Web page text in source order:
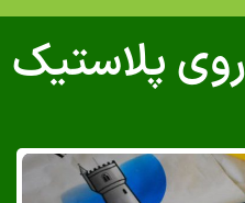
پلاستیک